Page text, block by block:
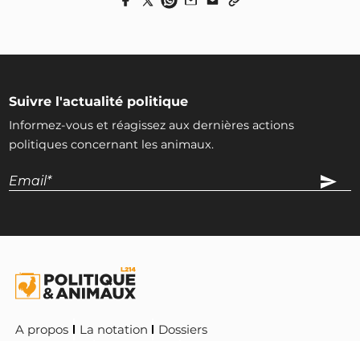
Suivre l'actualité politique
Informez-vous et réagissez aux dernières actions
politiques concernant les animaux.
A propos La notation Dossiers